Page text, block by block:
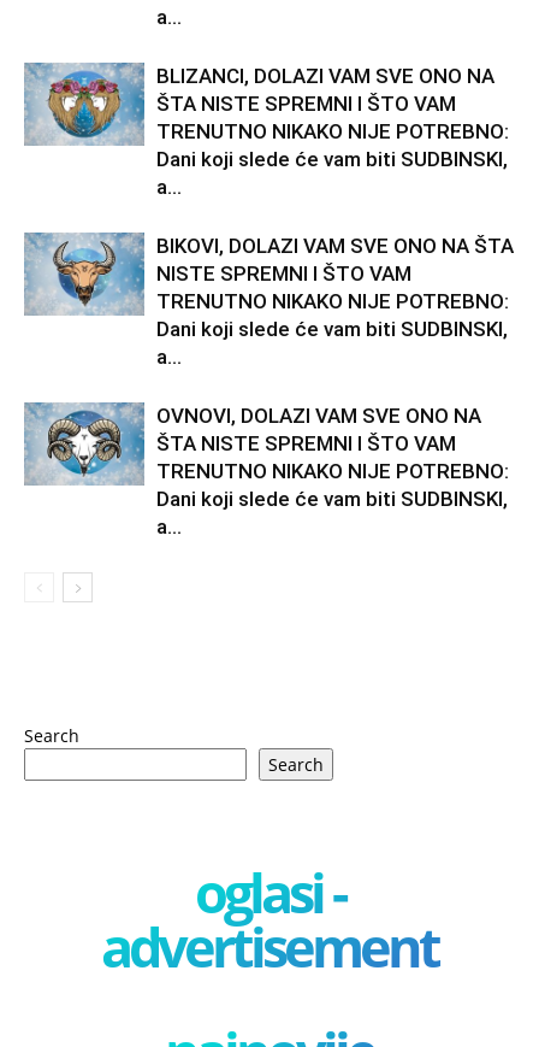
a...
BLIZANCI, DOLAZI VAM SVE ONO NA
ŠTA NISTE SPREMNI I ŠTO VAM
TRENUTNO NIKAKO NIJE POTREBNO:
Dani koji slede će vam biti SUDBINSKI,
a...
BIKOVI, DOLAZI VAM SVE ONO NA ŠTA
NISTE SPREMNI I ŠTO VAM
TRENUTNO NIKAKO NIJE POTREBNO:
Dani koji slede će vam biti SUDBINSKI,
a...
OVNOVI, DOLAZI VAM SVE ONO NA
ŠTA NISTE SPREMNI I ŠTO VAM
TRENUTNO NIKAKO NIJE POTREBNO:
Dani koji slede će vam biti SUDBINSKI,
a...
Search
Search
oglasi -
advertisement